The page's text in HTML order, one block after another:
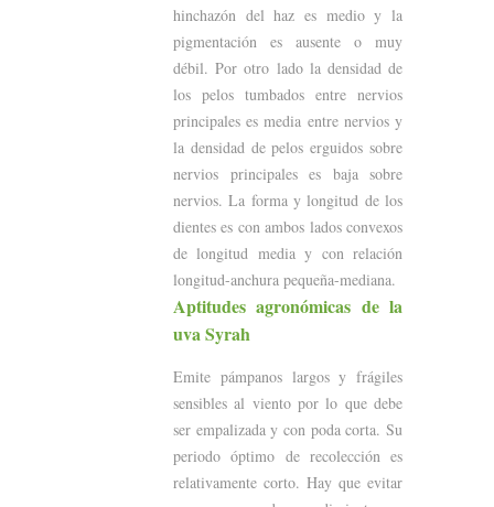
hinchazón del haz es medio y la
pigmentación es ausente o muy
débil. Por otro lado la densidad de
los pelos tumbados entre nervios
principales es media entre nervios y
la densidad de pelos erguidos sobre
nervios principales es baja sobre
nervios. La forma y longitud de los
dientes es con ambos lados convexos
de longitud media y con relación
longitud-anchura pequeña-mediana.
Aptitudes agronómicas de la
uva Syrah
Emite pámpanos largos y frágiles
sensibles al viento por lo que debe
ser empalizada y con poda corta. Su
periodo óptimo de recolección es
relativamente corto. Hay que evitar